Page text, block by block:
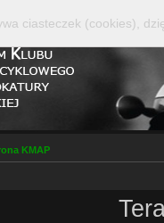
KMAP
ciasteczek (cookies),